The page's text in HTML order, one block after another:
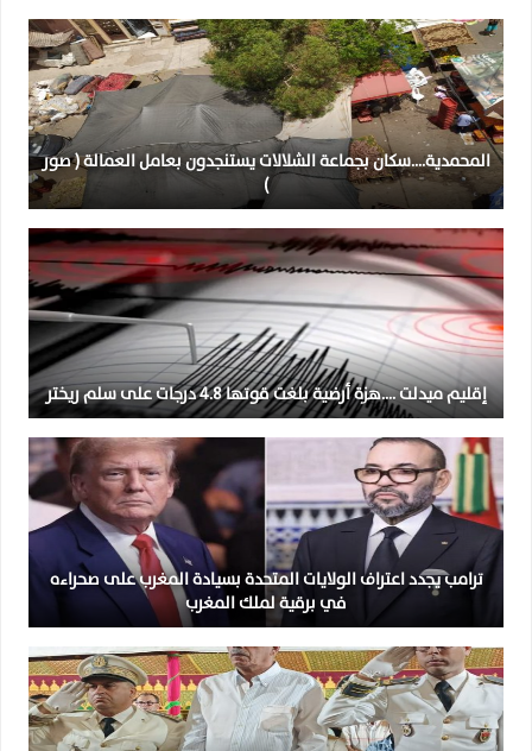
المحمدية….سكان بجماعة الشلالات يستنجدون بعامل العمالة ( صور
)
إقليم ميدلت ….هزة أرضية بلغت قوتها 4.8 درجات على سلم ريختر
ترامب يجدد اعتراف الولايات المتحدة بسيادة المغرب على صحراءه
في برقية لملك المغرب